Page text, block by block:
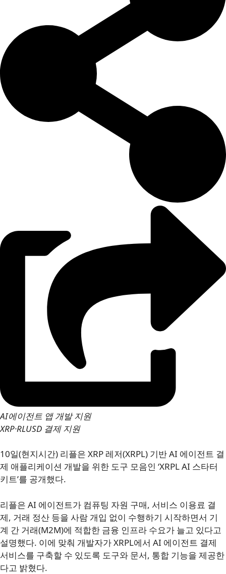
AI에이전트 앱 개발 지원
XRP·RLUSD 결제 지원
10일(현지시간) 리플은 XRP 레저(XRPL) 기반 AI 에이전트 결
제 애플리케이션 개발을 위한 도구 모음인 ‘XRPL AI 스타터
키트’를 공개했다.
리플은 AI 에이전트가 컴퓨팅 자원 구매, 서비스 이용료 결
제, 거래 정산 등을 사람 개입 없이 수행하기 시작하면서 기
계 간 거래(M2M)에 적합한 금융 인프라 수요가 늘고 있다고
설명했다. 이에 맞춰 개발자가 XRPL에서 AI 에이전트 결제
서비스를 구축할 수 있도록 도구와 문서, 통합 기능을 제공한
다고 밝혔다.